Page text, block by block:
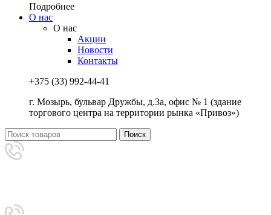
Подробнее
О нас
О нас
Акции
Новости
Контакты
+375 (33) 992-44-41
г. Мозырь, бульвар Дружбы, д.3а, офис № 1 (здание
торгового центра на территории рынка «Привоз»)
Поиск